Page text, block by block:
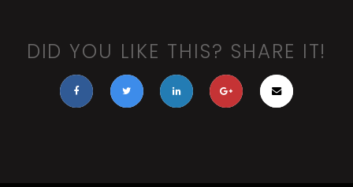
DID YOU LIKE THIS? SHARE IT!